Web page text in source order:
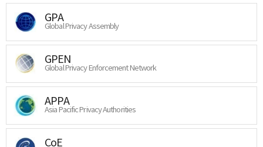
GPA
Global Privacy Assembly
GPEN
Global Privacy Enforcement Network
APPA
Asia Pacific Privacy Authorities
CoE